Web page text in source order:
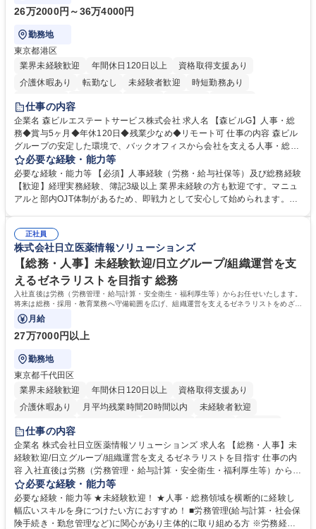
26万2000円～36万4000円
勤務地
東京都港区
業界未経験歓迎
年間休日120日以上
資格取得支援あり
介護休暇あり
転勤なし 未経験者歓迎
時短勤務あり
経験者歓迎
完全週休2日制
交通費支給 長期歓迎 駅近5分以内 土日祝休み
仕事の内容
企業名 森ビルエステートサービス株式会社 求人名 【森ビルG】人事・総
務◆賞与5ヶ月◆年休120日◆残業少なめ◆リモート可 仕事の内容 森ビル
グループの安定した環境で、バックオフィスから会社を支える人事・総務
をお任せします。 労務と総務の業務をバランスよく担当し、ゆくゆくは制
度改定などのコア業務にも挑戦できる、やりがいある環境です。 ■勤怠管
理、給与計算、社会保険手続き、年末調整等の労務管理全般 ■入退社手続
き、社内規定の改定や人事制度改定などのコア業務 ■社内イベントの企画
でも質問・相談できる環境が整っているため、安心して成長できます。 募
集職種 【森ビルG】人事・総務◆賞与5ヶ月◆年休120日◆残業少なめ◆
リモート可
必要な経験・能力等
必要な経験・能力等 【必須】人事経験（労務・給与社保等）及び総務経験
【歓迎】経理実務経験、簿記3級以上 業界未経験の方も歓迎です。マニュ
アルと部内OJT体制があるため、即戦力として安心して始められます。
務に挑戦できるため、自身の成長と組織への貢献度をダイレクトに実感で
きます。 残業少なめ、週1日リモート可など、ワークライフバランスを保
ち長期活躍できる環境です。 「これまでの幅広い経験を活かし、長期的な
キャリアを築きたい」という前向きな意欲と挑戦を全力で応援します。 学
歴・資格 学歴：大学院 大学 高専 短大 専修学校 高校 語学力： 資格：日商
簿記検定1級 日商簿記検定2級 日商簿記検定3級
正社員
株式会社日立医薬情報ソリューションズ
【総務・人事】未経験歓迎/日立グループ/組織運営を支
えるゼネラリストを目指す 総務
入社直後は労務（労務管理・給与計算・安全衛生・福利厚生等）からお任せいたします。
将来は総務・採用・教育業務へ守備範囲を広げ、組織運営を支えるゼネラリストをめざせ
ます。
月給
27万7000円以上
勤務地
東京都千代田区
業界未経験歓迎
年間休日120日以上
資格取得支援あり
介護休暇あり
月平均残業時間20時間以内
未経験者歓迎
住宅手当あり
育休あり
完全週休2日制 交通費支給 土日祝休み 寮・社宅あり
仕事の内容
企業名 株式会社日立医薬情報ソリューションズ 求人名 【総務・人事】未
経験歓迎/日立グループ/組織運営を支えるゼネラリストを目指す 仕事の内
容 入社直後は労務（労務管理・給与計算・安全衛生・福利厚生等）からお
任せいたします。将来は総務・採用・教育業務へ守備範囲を広げ、組織運
営を支えるゼネラリストをめざせます。 ・初期業務：労働時間管理、給与
計算、社会保険対応、福利厚生管理、安全衛生、健康経営推進等をお任せ
します。ご経験に応じて、休職者管理など、幅広く経験を積んでいただき
必要な経験・能力等
必要な経験・能力等 ★未経験歓迎！ ★人事・総務領域を横断的に経験し
幅広いスキルを身につけたい方におすすめ！ ■労務管理(給与計算・社会保
険手続き・勤怠管理など)に関心があり主体的に取り組める方 ※労務経験